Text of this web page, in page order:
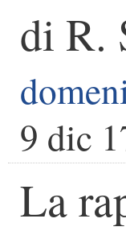
di R.
9 dic
La